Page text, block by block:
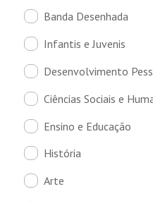
Banda Desenhada
Infantis e Juvenis
Desenvolvimento
Ciências Sociais e
Ensino e Educação
História
Arte